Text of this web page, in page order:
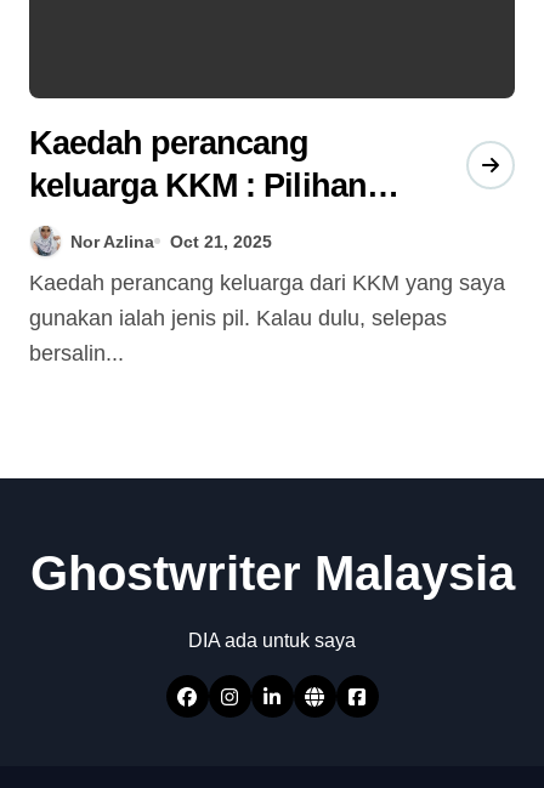
Kaedah perancang
keluarga KKM : Pilihan
sayaNor Azlina Oct 21, 2025
Kaedah perancang keluarga dari KKM yang saya
gunakan ialah jenis pil. Kalau dulu, selepas
bersalin...
Ghostwriter Malaysia
DIA ada untuk saya